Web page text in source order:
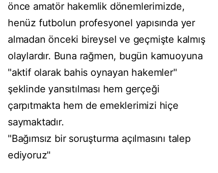
önce amatör hakemlik dönemlerimizde,
henüz futbolun profesyonel yapısında yer
almadan önceki bireysel ve geçmişte kalmış
olaylardır. Buna rağmen, bugün kamuoyuna
"aktif olarak bahis oynayan hakemler"
şeklinde yansıtılması hem gerçeği
çarpıtmakta hem de emeklerimizi hiçe
saymaktadır.
"Bağımsız bir soruşturma açılmasını talep
ediyoruz"